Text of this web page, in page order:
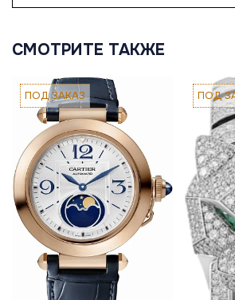
СМОТРИТЕ ТАКЖЕ
ПОД ЗАКАЗ ПОД